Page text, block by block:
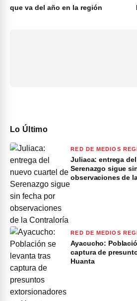
que va del año en la región
Lo Último
RED DE MEDIOS
Juliaca: entrega
Serenazgo sigue
observaciones de
RED DE MEDIOS
Ayacucho:
captura de
Huanta